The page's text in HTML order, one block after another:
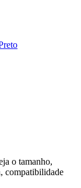
o tamanho,
compatibilidade